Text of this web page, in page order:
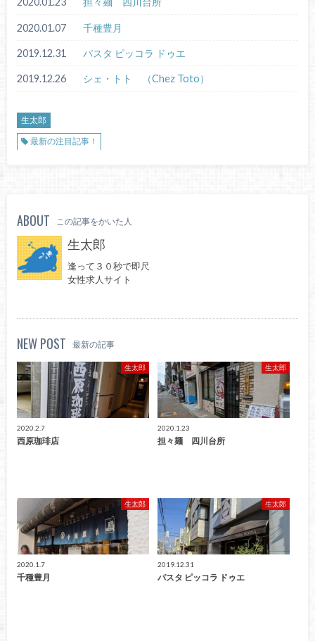
2020.01.07 千種豊月
2019.12.31 パスタ ピッコラ ドゥエ
2019.12.26 シェ・トト （Chez Toto）
生太郎
最新の注目記事！
ABOUT この記事をかいた人
生太郎
逢って３０秒で即尺
女性求人サイト
NEW POST 最新の記事
生太郎
2020.2.7
西原珈琲店
生太郎
2020.1.23
担々麺 四川台所
生太郎
2020.1.7
千種豊月
生太郎
2019.12.31
パスタ ピッコラ ドゥエ